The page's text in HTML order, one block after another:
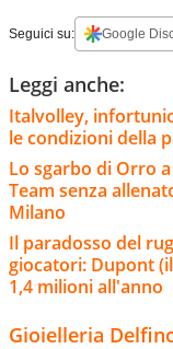
Seguici su: Google
Leggi anche:
Italvolley,
le condizioni della
Lo sgarbo di Orro
Team senza
Milano
Il paradosso del
giocatori: Dupont
1,4 milioni all'anno
Gioielleria